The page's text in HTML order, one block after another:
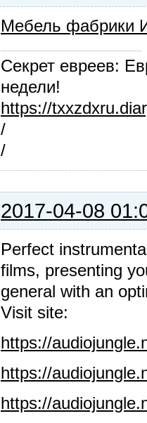
Мебель фабрики
Секрет евреев:
недели!
https://
/
/
2017-04-08
Perfect
films, presenting
general with an
Visit site:
https://
https://
https://